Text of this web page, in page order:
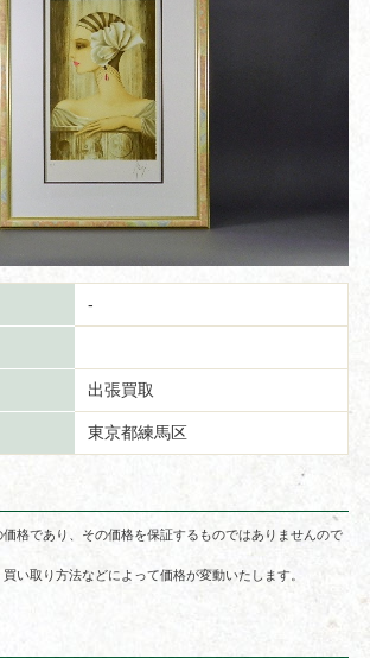
-
出張買取
東京都練馬区
格であり、その価格を保証するものではありませんので
い取り方法などによって価格が変動いたします。